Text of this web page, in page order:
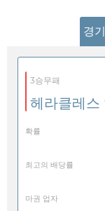
경
3승무패
헤라클레스
확률
최고의 배당률
마권 업자